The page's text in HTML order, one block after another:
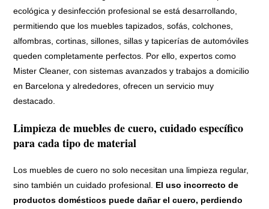
ecológica y desinfección profesional se está desarrollando,
permitiendo que los muebles tapizados, sofás, colchones,
alfombras, cortinas, sillones, sillas y tapicerías de automóviles
queden completamente perfectos. Por ello, expertos como
Mister Cleaner, con sistemas avanzados y trabajos a domicilio
en Barcelona y alrededores, ofrecen un servicio muy
destacado.
Limpieza de muebles de cuero, cuidado específico
para cada tipo de material
Los muebles de cuero no solo necesitan una limpieza regular,
sino también un cuidado profesional. El uso incorrecto de
productos domésticos puede dañar el cuero, perdiendo